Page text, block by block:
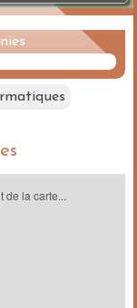
de la carte...